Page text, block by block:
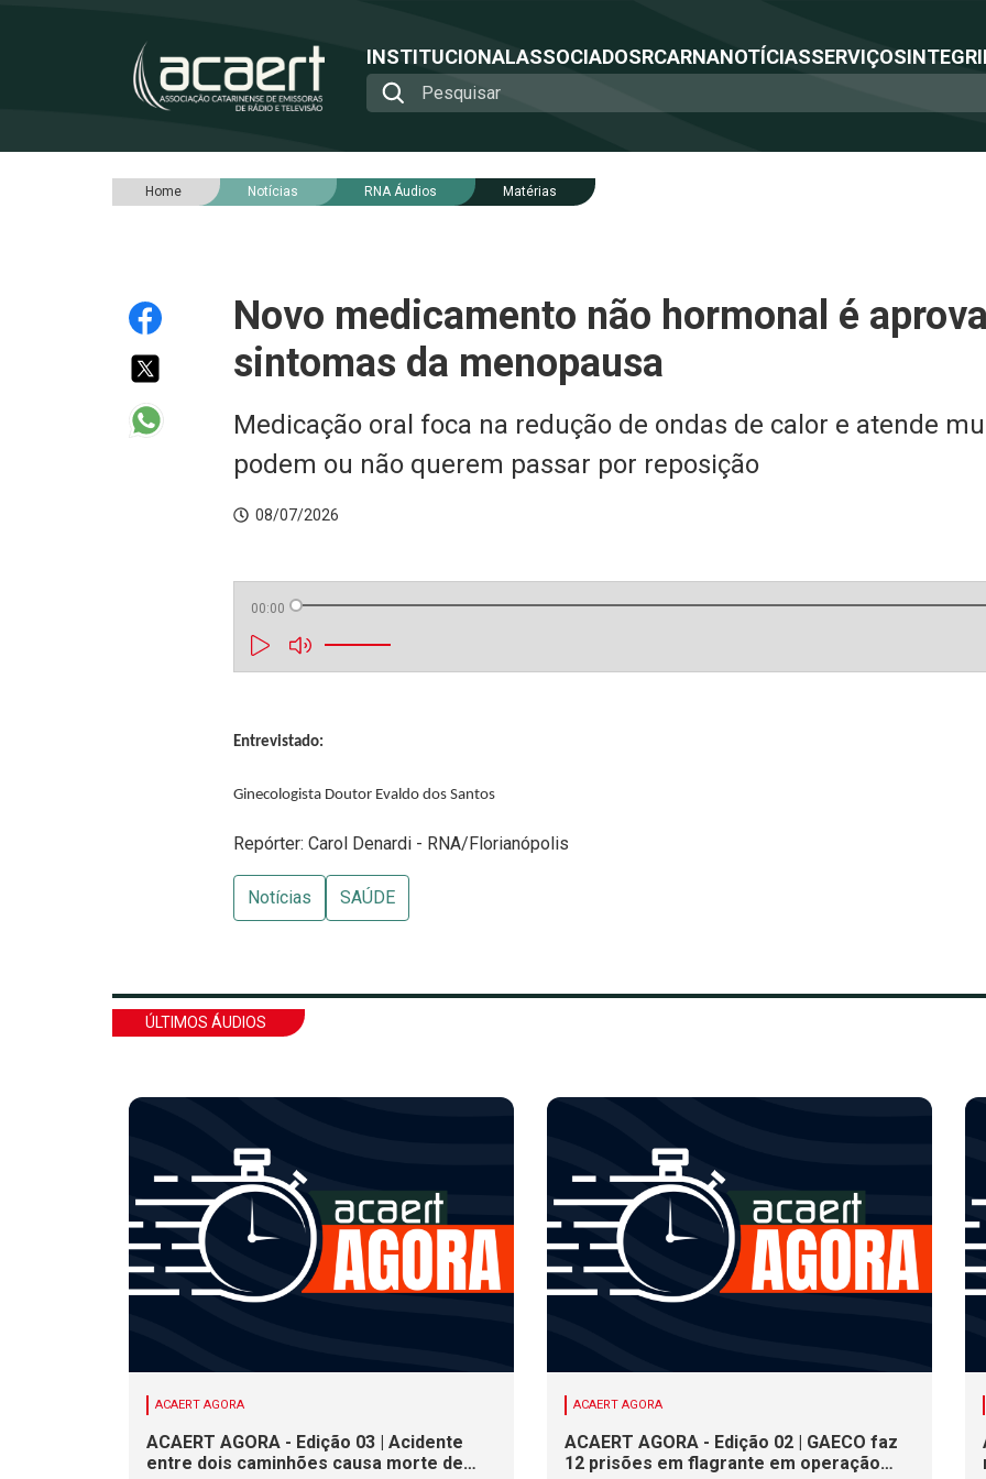
INSTITUCIONALASSOCIADOSRCARNANOTÍCIASSERVIÇOS
Home Notícias RNA Áudios Matérias
Novo medicamento não hormonal é
sintomas da menopausa
Medicação oral foca na redução de ondas de calor e atende
podem ou não querem passar por reposição
08/07/2026
00:00
Entrevistado:
Ginecologista Doutor Evaldo dos Santos
Repórter: Carol Denardi - RNA/Florianópolis
Notícias SAÚDE
ÚLTIMOS ÁUDIOS
ACAERT AGORA
ACAERT AGORA - Edição 03 | Acidente
entre dois caminhões causa morte de
ACAERT AGORA
ACAERT AGORA - Edição 02 | GAECO faz
12 prisões em flagrante em operação